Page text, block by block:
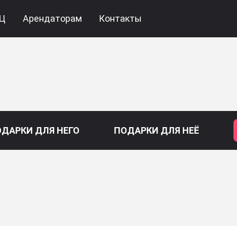
Арендаторам Контакты
ДЛЯ НЕГО ПОДАРКИ ДЛЯ НЕЁ